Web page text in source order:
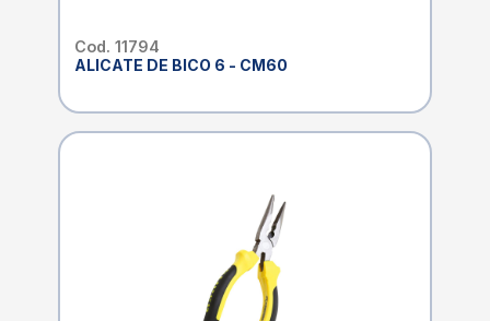
Cod. 11794
ALICATE DE BICO 6 - CM60